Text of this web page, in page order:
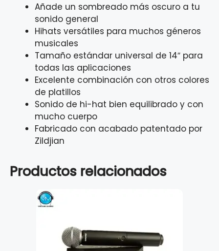
Añade un sombreado más oscuro a tu
sonido general
Hihats versátiles para muchos géneros
musicales
Tamaño estándar universal de 14″ para
todas las aplicaciones
Excelente combinación con otros colores
de platillos
Sonido de hi-hat bien equilibrado y con
mucho cuerpo
Fabricado con acabado patentado por
Zildjian
Productos relacionados